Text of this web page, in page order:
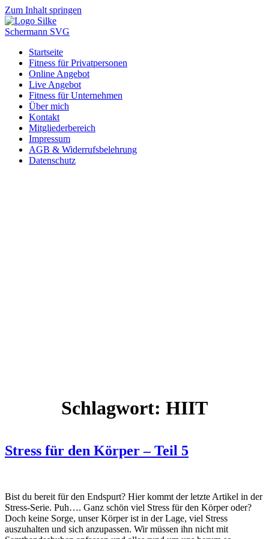
Zum Inhalt springen
Startseite
Fitness für Privatpersonen
Online Angebot
Live Angebot
Fitness für Unternehmen
Über mich
Kontakt
Mitgliederbereich
Impressum
AGB & Widerrufsbelehrung
Datenschutz
Schlagwort: HIIT
Stress für den Körper – Teil 5
Bist du bereit für den Endspurt? Hier kommt der letzte Artikel in der
Stress-Serie. Puh…. Ganz schön viel Stress für den Körper oder?
Doch keine Sorge, unser Körper ist in der Lage, viel Stress
auszuhalten und sich anzupassen. Wir müssen ihn nicht mit